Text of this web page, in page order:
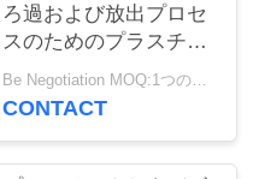
ろ過および放出プロセ
スのためのプラスチッ
ク押出機スクリーン Be Negotiation MOQ:1つのロール
CONTACT